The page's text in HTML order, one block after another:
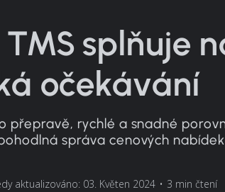
splňuje
očekávání
přepravě, rychlé a snadné
správa cenových
aktualizováno: 03. Květen 2024 • 3 min čtení